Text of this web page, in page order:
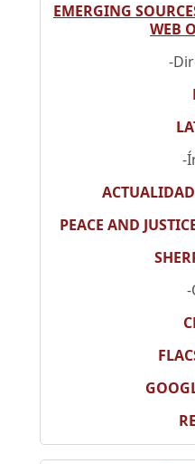
EMERGING
WEB
-
-
PEACE AND